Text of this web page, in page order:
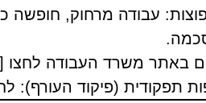
באתר משרד העבודה לחצו [
תפקודית (פיקוד העורף):